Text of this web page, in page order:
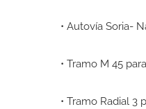
• Autovía Soria-
• Tramo M 45
• Tramo Radial 3